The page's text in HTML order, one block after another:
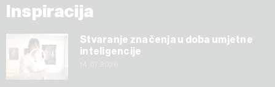
Inspiracija
Stvaranje značenja u doba umjetne
inteligencije